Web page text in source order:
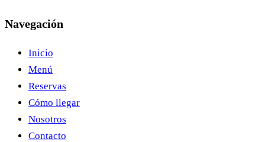
Navegación
Inicio
Menú
Reservas
Cómo llegar
Nosotros
Contacto